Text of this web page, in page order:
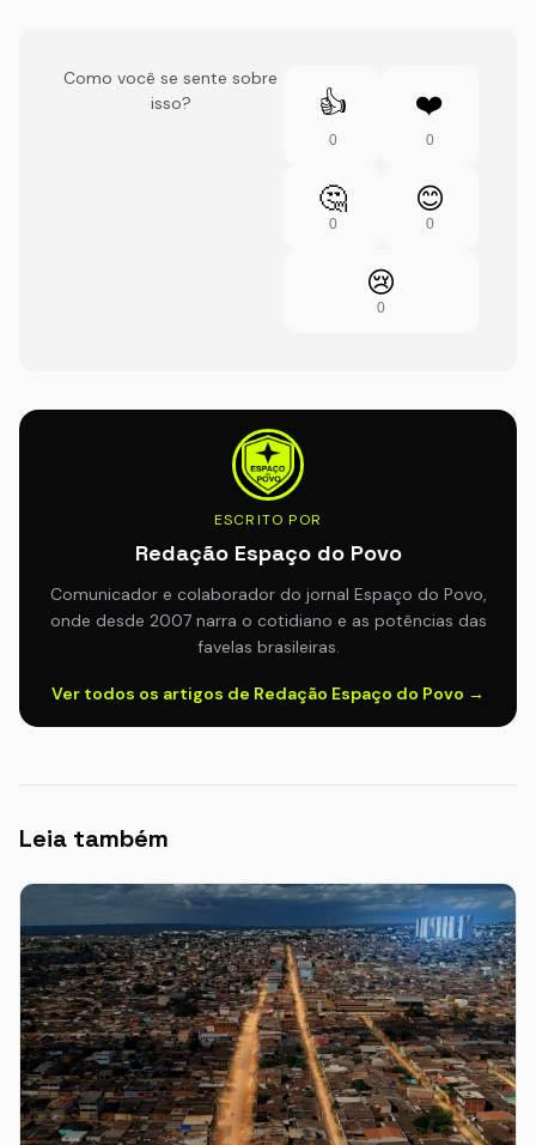
Como você se sente sobre
isso?
👍
0
❤️
0
🤔
0
😊
0
😢
0
ESCRITO POR
Redação Espaço do Povo
Comunicador e colaborador do jornal Espaço do Povo,
onde desde 2007 narra o cotidiano e as potências das
favelas brasileiras.
Ver todos os artigos de Redação Espaço do Povo →
Leia também